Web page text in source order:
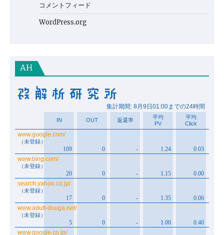
コメントフィード
WordPress.org
AH